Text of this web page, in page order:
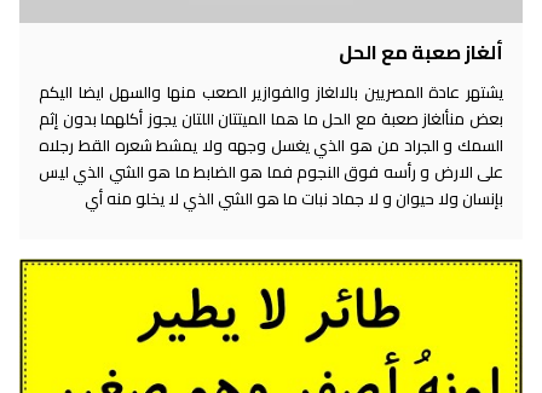
ألغاز صعبة مع الحل
يشتهر عادة المصريين بالالغاز والفوازير الصعب منها والسهل ايضا اليكم
بعض منألغاز صعبة مع الحل ما هما الميتتان اللتان يجوز أكلهما بدون إثم
السمك و الجراد من هو الذي يغسل وجهه ولا يمشط شعره القط رجلاه
على الارض و رأسه فوق النجوم فما هو الضابط ما هو الشي الذي ليس
بإنسان ولا حيوان و لا جماد نبات ما هو الشي الذي لا يخلو منه أي